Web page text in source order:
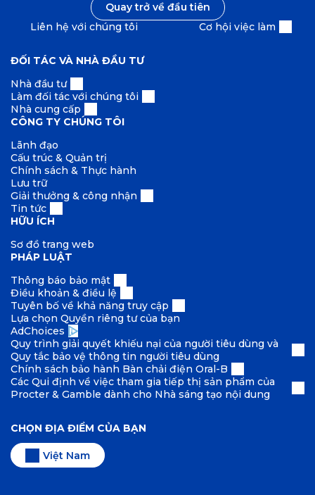
Quay trở về đầu tiên
Liên hệ với chúng tôi
Cơ hội việc làm
ĐỐI TÁC VÀ NHÀ ĐẦU TƯ
Nhà đầu tư
Làm đối tác với chúng tôi
Nhà cung cấp
CÔNG TY CHÚNG TÔI
Lãnh đạo
Cấu trúc & Quản trị
Chính sách & Thực hành
Lưu trữ
Giải thưởng & công nhận
Tin tức
HỮU ÍCH
Sơ đồ trang web
PHÁP LUẬT
Thông báo bảo mật
Điều khoản & điều lệ
Tuyên bố về khả năng truy cập
Lựa chọn Quyền riêng tư của bạn
AdChoices
Quy trình giải quyết khiếu nại của người tiêu dùng và
Quy tắc bảo vệ thông tin người tiêu dùng
Chính sách bảo hành Bàn chải điện Oral-B
Các Qui định về việc tham gia tiếp thị sản phẩm của
Procter & Gamble dành cho Nhà sáng tạo nội dung
CHỌN ĐỊA ĐIỂM CỦA BẠN
Việt Nam